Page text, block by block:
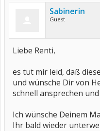
Sabinerin
Guest
Liebe Renti,
es tut mir leid, daß
und wünsche Dir von
schnell ansprechen
Ich wünsche Deinem
Ihr bald wieder